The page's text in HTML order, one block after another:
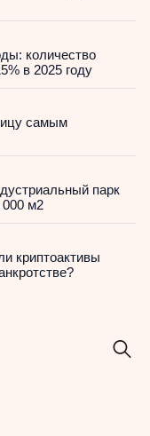
количество
в 2025 году
самым
парк
м2
криптоактивы